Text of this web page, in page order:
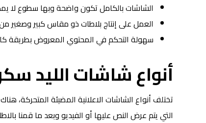
الشاشات بالكامل تكون واضحة وبها سطوع لا
العمل على إنتاج بلاطات ذو مقاس كبير
سهولة التحكم في المحتوي المعروض بطريقة
أنواع شاشات الليد
تختلف أنواع الشاشات الاعلانية المضيئة المتحركة،
التي يتم عرض النص عليها أو الفيديو وبعد ما قمنا